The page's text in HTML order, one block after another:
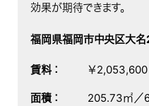
効果が期待できます。
福岡県福岡市中央区大名
賃料： ￥2,053,600
面積： 205.73㎡／